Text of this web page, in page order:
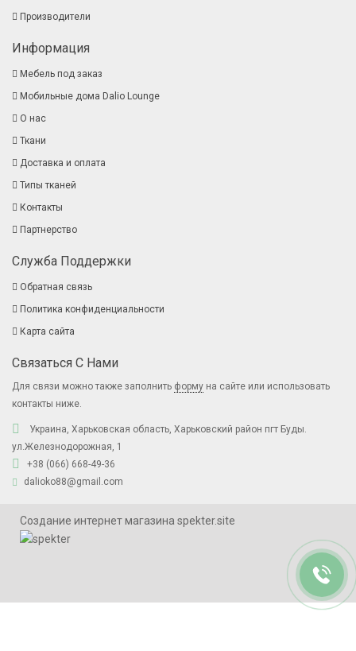
Производители
Информация
Мебель под заказ
Мобильные дома Dalio Lounge
О нас
Ткани
Доставка и оплата
Типы тканей
Контакты
Партнерство
Служба Поддержки
Обратная связь
Политика конфиденциальности
Карта сайта
Связаться С Нами
Для связи можно также заполнить форму на сайте или использовать
контакты ниже.
Украина, Харьковская область, Харьковский район пгт Буды.
ул.Железнодорожная, 1
+38 (066) 668-49-36
dalioko88@gmail.com
Создание интернет магазина spekter.site